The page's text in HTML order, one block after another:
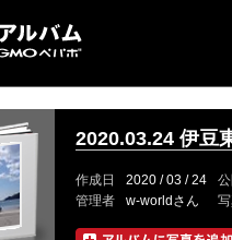
2020.03.24 伊豆
作成日 2020 / 03 / 24
管理者
w-worldさん